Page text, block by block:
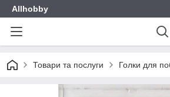
Allhobby
Товари та послуги Голки для